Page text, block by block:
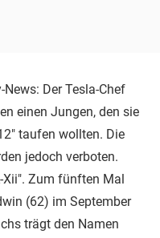
Der Tesla-Chef
einen Jungen, den sie
taufen wollten. Die
jedoch verboten.
Xii". Zum fünften Mal
(62) im September
trägt den Namen